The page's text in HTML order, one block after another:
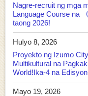
Nagre-recruit ng mga
Language Course na
taong 2026!
Hulyo 8, 2026
Proyekto ng Izumo
Multikultural na
World!Ika-4 na
Mayo 19, 2026